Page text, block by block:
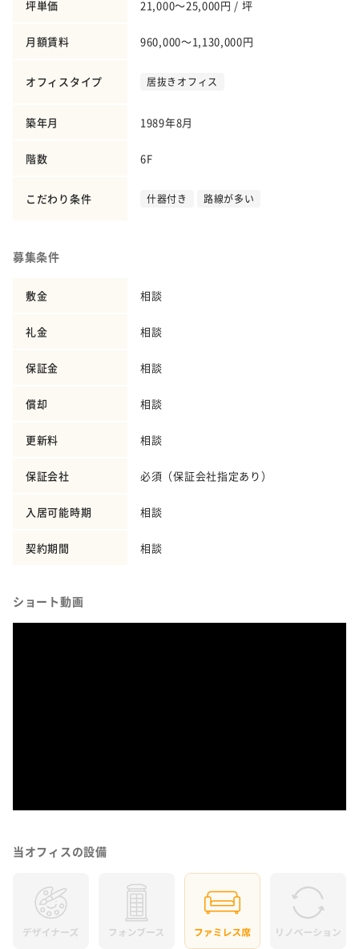
坪単価 21,000～25,000円 / 坪
月額賃料 960,000～1,130,000円
オフィスタイプ 居抜きオフィス
築年月 1989年8月
階数 6F
こだわり条件 什器付き 路線が多い
募集条件
敷金 相談
礼金 相談
保証金 相談
償却 相談
更新料 相談
保証会社 必須（保証会社指定あり）
入居可能時期 相談
契約期間 相談
ショート動画
当オフィスの設備